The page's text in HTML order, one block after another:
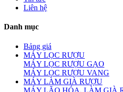
Liên hệ
Danh mục
Bảng giá
MÁY LỌC RƯỢU
MÁY LỌC RƯỢU GẠO
MÁY LỌC RƯỢU VANG
MÁY LÀM GIÀ RƯỢU
MÁY LÃO HÓA, LÀM GIÀ